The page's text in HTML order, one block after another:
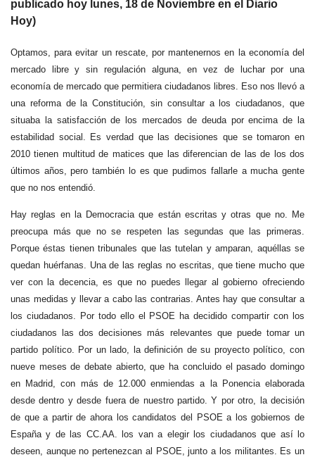
publicado hoy lunes, 18 de Noviembre en el Diario
Hoy)
Optamos, para evitar un rescate, por mantenernos en la economía del
mercado libre y sin regulación alguna, en vez de luchar por una
economía de mercado que permitiera ciudadanos libres. Eso nos llevó a
una reforma de la Constitución, sin consultar a los ciudadanos, que
situaba la satisfacción de los mercados de deuda por encima de la
estabilidad social. Es verdad que las decisiones que se tomaron en
2010 tienen multitud de matices que las diferencian de las de los dos
últimos años, pero también lo es que pudimos fallarle a mucha gente
que no nos entendió.
Hay reglas en la Democracia que están escritas y otras que no. Me
preocupa más que no se respeten las segundas que las primeras.
Porque éstas tienen tribunales que las tutelan y amparan, aquéllas se
quedan huérfanas. Una de las reglas no escritas, que tiene mucho que
ver con la decencia, es que no puedes llegar al gobierno ofreciendo
unas medidas y llevar a cabo las contrarias. Antes hay que consultar a
los ciudadanos. Por todo ello el PSOE ha decidido compartir con los
ciudadanos las dos decisiones más relevantes que puede tomar un
partido político. Por un lado, la definición de su proyecto político, con
nueve meses de debate abierto, que ha concluido el pasado domingo
en Madrid, con más de 12.000 enmiendas a la Ponencia elaborada
desde dentro y desde fuera de nuestro partido. Y por otro, la decisión
de que a partir de ahora los candidatos del PSOE a los gobiernos de
España y de las CC.AA. los van a elegir los ciudadanos que así lo
deseen, aunque no pertenezcan al PSOE, junto a los militantes. Es un